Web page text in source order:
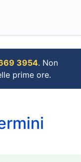
3954. Non
prime ore.